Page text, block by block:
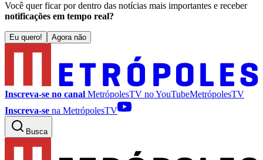
Você quer ficar por dentro das notícias mais importantes e receber
notificações em tempo real?
Eu quero! Agora não
Inscreva-se no canal MetrópolesTV noYouTubeMetrópolesTV
Inscreva-se na MetrópolesTV
Busca